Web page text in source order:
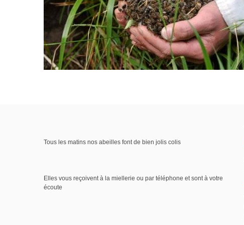
Tous les matins nos abeilles font de bien jolis colis
Elles vous reçoivent à la miellerie ou par téléphone et sont à votre
écoute